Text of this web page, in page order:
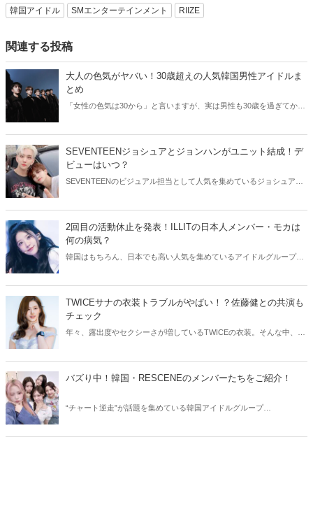
韓国アイドル SMエンターテインメント RIIZE
関連する投稿
大人の色気がヤバい！30歳超えの人気韓国男性アイドルま
とめ
「女性の色気は30から」と言いますが、実は男性も30歳を過ぎてから
SEVENTEENジョシュアとジョンハンがユニット結成！デ
ビューはいつ？
SEVENTEENのビジュアル担当として人気を集めているジョシュアと
2回目の活動休止を発表！ILLITの日本人メンバー・モカは
何の病気？
韓国はもちろん、日本でも高い人気を集めているアイドルグループ・
TWICEサナの衣装トラブルがやばい！？佐藤健との共演も
チェック
年々、露出度やセクシーさが増しているTWICEの衣装。そんな中、
バズり中！韓国・RESCENEのメンバーたちをご紹介！
“チャート逆走”が話題を集めている韓国アイドルグループ